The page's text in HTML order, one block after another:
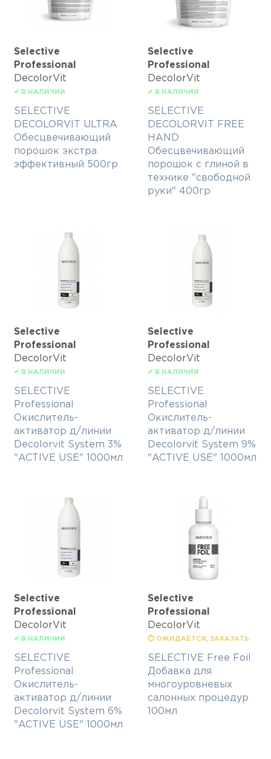
Selective
Professional
DecolorVit
✔ В НАЛИЧИИ
SELECTIVE
DECOLORVIT ULTRA
Обесцвечивающий
порошок экстра
эффективный 500гр
Selective
Professional
DecolorVit
✔ В НАЛИЧИИ
SELECTIVE
DECOLORVIT FREE
HAND
Обесцвечивающий
порошок с глиной в
технике "свободной
руки" 400гр
Selective
Professional
DecolorVit
✔ В НАЛИЧИИ
SELECTIVE
Professional
Окислитель-
активатор д/линии
Decolorvit System 3%
"ACTIVE USE" 1000мл
Selective
Professional
DecolorVit
✔ В НАЛИЧИИ
SELECTIVE
Professional
Окислитель-
активатор д/линии
Decolorvit System 9%
"ACTIVE USE" 1000мл
Selective
Professional
DecolorVit
✔ В НАЛИЧИИ
SELECTIVE
Professional
Окислитель-
активатор д/линии
Decolorvit System 6%
"ACTIVE USE" 1000мл
Selective
Professional
DecolorVit
⏱ ОЖИДАЕТСЯ, ЗАКАЗАТЬ
SELECTIVE Free Foil
Добавка для
многоуровневых
салонных процедур
100мл